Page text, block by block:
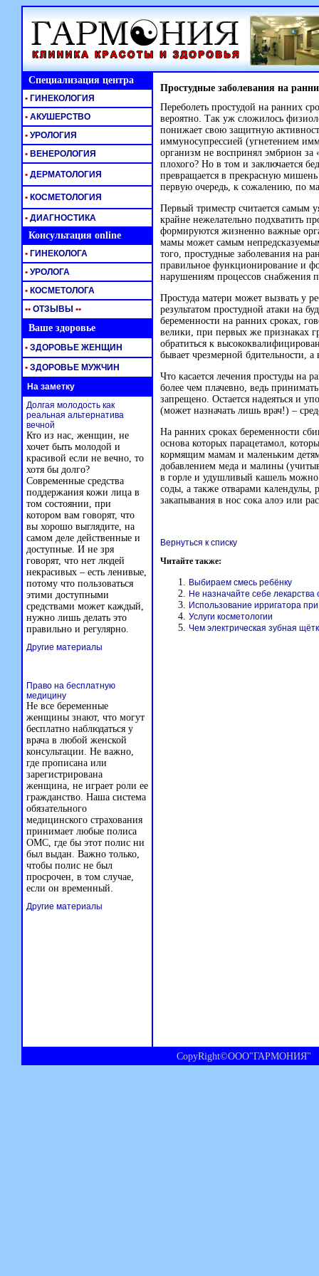
Специализация центра Простудные заболевания на
Переболеть простудой на ранних
вероятно. Так уж сложилось
понижает свою защитную
иммуносупрессией (угнетением
организм не воспринял эмбрион за
плохого? Но в том и заключается
превращается в прекрасную
первую очередь, к сожалению, по
Первый триместр считается самым
крайне нежелательно подхватить
формируются жизненно важные
мамы может самым
того, простудные заболевания на
правильное функционирование и
нарушениям процессов снабжения
Простуда матери может вызвать у
результатом простудной атаки на
беременности на ранних сроках,
велики, при первых же признаках
обратиться к
бывает чрезмерной бдительности,
Что касается лечения простуды на
более чем плачевно, ведь
запрещено. Остается надеяться и
(может назначать лишь врач!) –
На ранних сроках беременности
основа которых парацетамол,
кормящим мамам и маленьким
добавлением меда и малины
в горле и удушливый кашель
соды, а также отварами календулы,
закапывания в нос сока алоэ или
Вернуться к списку
Читайте также:
Выбираем смесь ребёнку
Не назначайте себе
Использование ирригатора
Услуги косметологии
Чем электрическая зубная
• ГИНЕКОЛОГИЯ
• АКУШЕРСТВО
• УРОЛОГИЯ
• ВЕНЕРОЛОГИЯ
• ДЕРМАТОЛОГИЯ
• КОСМЕТОЛОГИЯ
• ДИАГНОСТИКА
Консультация online
• ГИНЕКОЛОГА
• УРОЛОГА
• КОСМЕТОЛОГА
•• ОТЗЫВЫ ••
Ваше здоровье
• ЗДОРОВЬЕ ЖЕНЩИН
• ЗДОРОВЬЕ МУЖЧИН
На заметку
Долгая молодость как
реальная альтернатива
вечной
Кто из нас, женщин, не
хочет быть молодой и
красивой если не вечно, то
хотя бы долго?
Современные средства
поддержания кожи лица в
том состоянии, при
котором вам говорят, что
вы хорошо выглядите, на
самом деле действенные и
доступные. И не зря
говорят, что нет людей
некрасивых – есть ленивые,
потому что пользоваться
этими доступными
средствами может каждый,
нужно лишь делать это
правильно и регулярно.
Другие материалы
Право на бесплатную
медицину
Не все беременные
женщины знают, что могут
бесплатно наблюдаться у
врача в любой женской
консультации. Не важно,
где прописана или
зарегистрирована
женщина, не играет роли ее
гражданство. Наша система
обязательного
медицинского страхования
принимает любые полиса
ОМС, где бы этот полис ни
был выдан. Важно только,
чтобы полис не был
просрочен, в том случае,
если он временный.
Другие материалы